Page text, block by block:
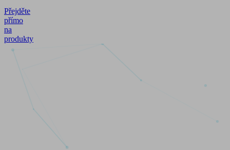
Přejděte
přímo
na
produkty